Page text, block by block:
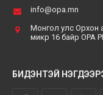
info@opa.mn
Монгол улс Орхон
микр 16 байр OPA
БИДЭНТЭЙ